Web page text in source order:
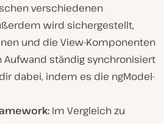
verschiedenen
wird sichergestellt,
und die View-Komponenten
Aufwand ständig synchronisiert
dabei, indem es die ngModel-
Im Vergleich zu